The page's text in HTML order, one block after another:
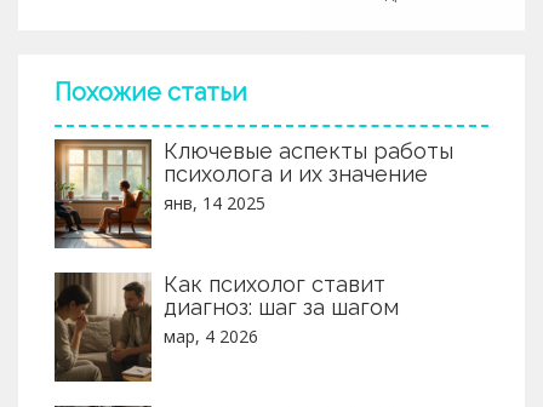
Похожие статьи
Ключевые аспекты работы
психолога и их значение
янв, 14 2025
Как психолог ставит
диагноз: шаг за шагом
мар, 4 2026